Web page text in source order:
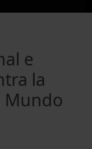
e
la
Mundo